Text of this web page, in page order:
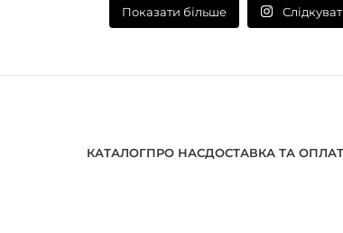
Показати більше
КАТАЛОГПРО НАСДОСТАВКА ТА